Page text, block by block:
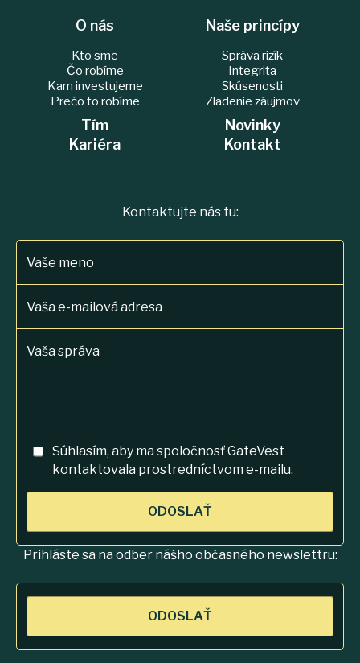
O nás
Kto sme
Čo robíme
Kam investujeme
Prečo to robíme
Naše princípy
Správa rizík
Integrita
Skúsenosti
Zladenie záujmov
Tím
Novinky
Kariéra
Kontakt
Kontaktujte nás tu:
Vaše meno
Vaša e-mailová adresa
Vaša správa
Súhlasím, aby ma spoločnosť GateVest
kontaktovala prostredníctvom e-mailu.
ODOSLAŤ
Prihláste sa na odber nášho občasného newslettru:
ODOSLAŤ